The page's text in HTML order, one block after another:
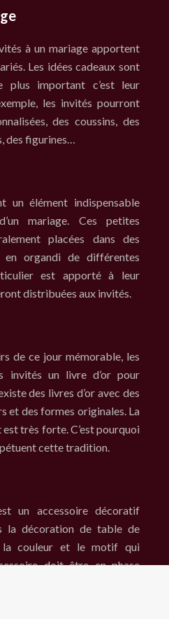
à un mariage apportent
Les idées cadeaux sont
plus important c’est leur
les invités pourront
des coussins, des
des figurines…
un élément indispensable
mariage. Ces petites
placées dans des
organdi de différentes
est apporté à leur
distribuées aux invités.
de ce jour mémorable, les
invités un livre d’or pour
des livres d’or avec des
et des formes originales. La
très forte. C’est pourquoi
cette tradition.
un accessoire décoratif
la décoration de table de
la couleur et le motif qui
doit être en phase